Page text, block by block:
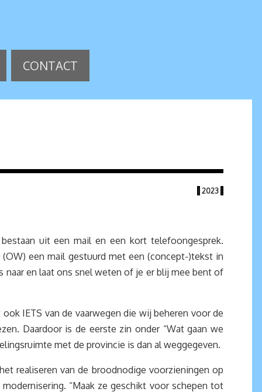
CONTACT
| 2023 |
uit een mail en een kort telefoongesprek.
een mail gestuurd met een (concept-)tekst in
naar en laat ons snel weten of je er blij mee bent of
IETS van de vaarwegen die wij beheren voor de
Daardoor is de eerste zin onder “Wat gaan we
met de provincie is dan al weggegeven.
realiseren van de broodnodige voorzieningen op
“Maak ze geschikt voor schepen tot